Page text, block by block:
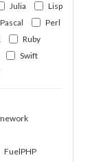
Julia
Lisp
Pascal
Perl
Ruby
Swift
FuelPHP